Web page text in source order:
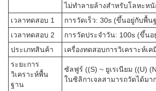
ไม่ทําลายล้างสําหรับโลหะห
เวลาทดสอบ 1
การวัดเร็ว: 30s (ขึ้นอยู่กับพื้น
เวลาทดสอบ 2
การวัดประจําวัน: 100s (ขึ้น
ประเภทสินค้า
เครื่องทดสอบการวิเคราะห์เ
ระยะการ
วิเคราะห์พื้น
ฐาน
ซัลฟูร์ ((S) ~ ยูเรเนียม ((U)
ในซิลิกาเจลสามารถวัดได้มา